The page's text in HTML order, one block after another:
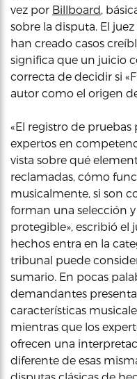
vez por Billboard ,
sobre la disputa. El
han creado casos
significa que un juicio
correcta de decidir si
autor como el origen
«El registro de
expertos en
vista sobre qué
reclamadas, cómo
musicalmente, si son
forman una selección
protegible», escribió el
hechos entra en la
tribunal puede
sumario. En pocas
demandantes
características
mientras que los
ofrecen una
diferente de esas
disputas clásicas de